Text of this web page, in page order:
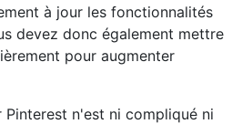
à jour les fonctionnalités
devez donc également mettre
pour augmenter
Pinterest n'est ni compliqué ni